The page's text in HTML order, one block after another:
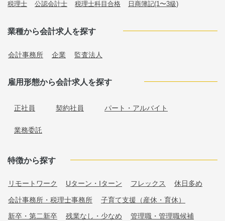
税理士 公認会計士 税理士科目合格 日商簿記(1〜3級)
業種から会計求人を探す
会計事務所 企業 監査法人
雇用形態から会計求人を探す
正社員 契約社員 パート・アルバイト
業務委託
特徴から探す
リモートワーク Uターン・Iターン フレックス 休日多め
会計事務所・税理士事務所 子育て支援（産休・育休）
新卒・第二新卒 残業なし・少なめ 管理職・管理職候補